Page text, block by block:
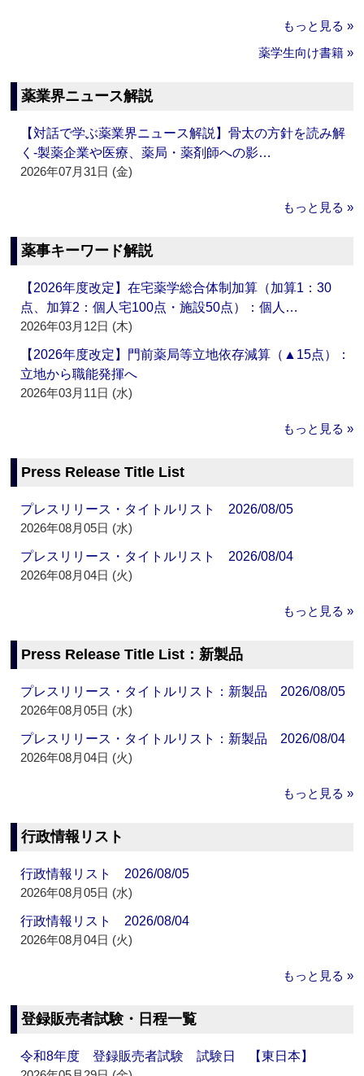
もっと見る »
薬学生向け書籍 »
薬業界ニュース解説
【対話で学ぶ薬業界ニュース解説】骨太の方針を読み解
く‐製薬企業や医療、薬局・薬剤師への影…
2026年07月31日 (金)
もっと見る »
薬事キーワード解説
【2026年度改定】在宅薬学総合体制加算（加算1：30
点、加算2：個人宅100点・施設50点）：個人…
2026年03月12日 (木)
【2026年度改定】門前薬局等立地依存減算（▲15点）：
立地から職能発揮へ
2026年03月11日 (水)
もっと見る »
Press Release Title List
プレスリリース・タイトルリスト 2026/08/05
2026年08月05日 (水)
プレスリリース・タイトルリスト 2026/08/04
2026年08月04日 (火)
もっと見る »
Press Release Title List：新製品
プレスリリース・タイトルリスト：新製品 2026/08/05
2026年08月05日 (水)
プレスリリース・タイトルリスト：新製品 2026/08/04
2026年08月04日 (火)
もっと見る »
行政情報リスト
行政情報リスト 2026/08/05
2026年08月05日 (水)
行政情報リスト 2026/08/04
2026年08月04日 (火)
もっと見る »
登録販売者試験・日程一覧
令和8年度 登録販売者試験 試験日 【東日本】